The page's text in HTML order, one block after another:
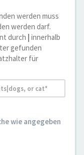
werden muss
werden darf.
durch | innerhalb
gefunden
für
wie angegeben